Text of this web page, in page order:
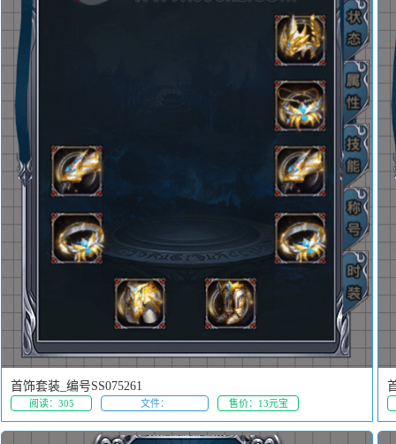
首饰套装_编号SS075261
阅读：305 文件： 售价：13元宝